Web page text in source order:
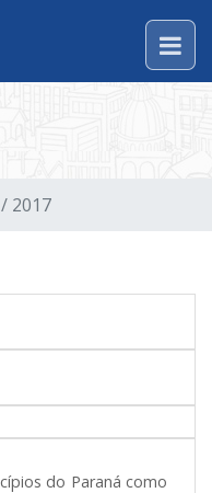
2017
do Paraná como